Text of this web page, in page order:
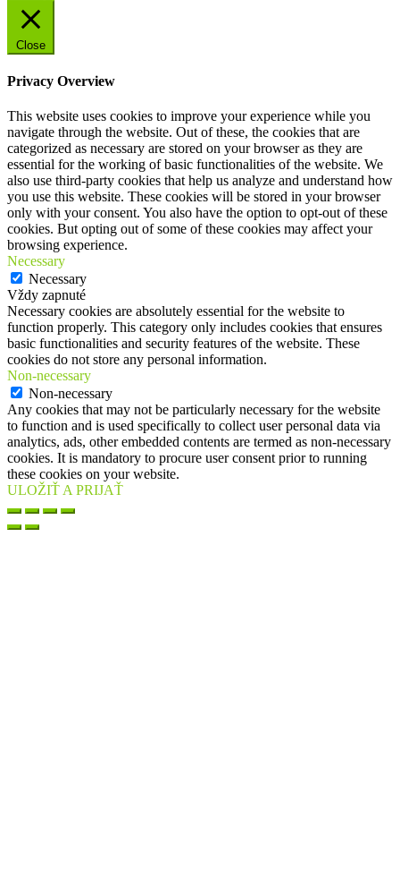
Close
Privacy Overview
This website uses cookies to improve your experience while you
navigate through the website. Out of these, the cookies that are
categorized as necessary are stored on your browser as they are
essential for the working of basic functionalities of the website. We
also use third-party cookies that help us analyze and understand how
you use this website. These cookies will be stored in your browser
only with your consent. You also have the option to opt-out of these
cookies. But opting out of some of these cookies may affect your
browsing experience.
Necessary
Necessary
Vždy zapnuté
Necessary cookies are absolutely essential for the website to
function properly. This category only includes cookies that ensures
basic functionalities and security features of the website. These
cookies do not store any personal information.
Non-necessary
Non-necessary
Any cookies that may not be particularly necessary for the website
to function and is used specifically to collect user personal data via
analytics, ads, other embedded contents are termed as non-necessary
cookies. It is mandatory to procure user consent prior to running
these cookies on your website.
ULOŽIŤ A PRIJAŤ